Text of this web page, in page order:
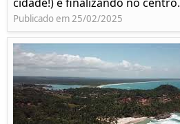
Publicado em 25/02/2025